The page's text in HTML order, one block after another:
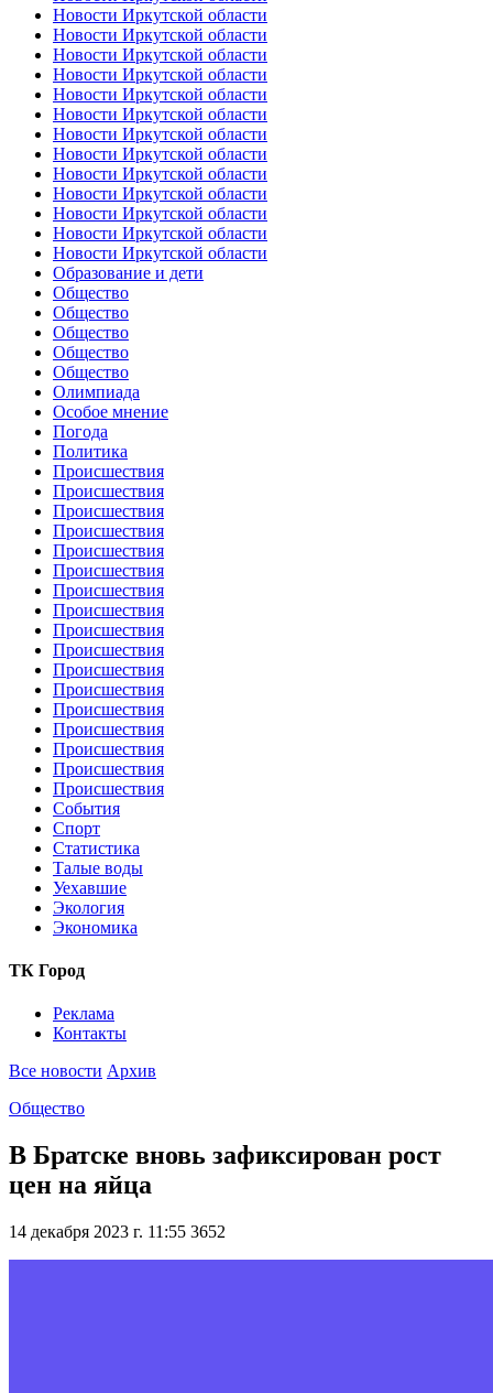
Новости Иркутской области
Новости Иркутской области
Новости Иркутской области
Новости Иркутской области
Новости Иркутской области
Новости Иркутской области
Новости Иркутской области
Новости Иркутской области
Новости Иркутской области
Новости Иркутской области
Новости Иркутской области
Новости Иркутской области
Новости Иркутской области
Образование и дети
Общество
Общество
Общество
Общество
Общество
Олимпиада
Особое мнение
Погода
Политика
Происшествия
Происшествия
Происшествия
Происшествия
Происшествия
Происшествия
Происшествия
Происшествия
Происшествия
Происшествия
Происшествия
Происшествия
Происшествия
Происшествия
Происшествия
Происшествия
Происшествия
События
Спорт
Статистика
Талые воды
Уехавшие
Экология
Экономика
ТК Город
Реклама
Контакты
Все новости Архив
Общество
В Братске вновь зафиксирован рост
цен на яйца
14 декабря 2023 г. 11:55 3652